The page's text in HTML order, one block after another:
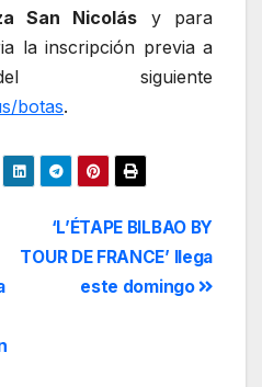
San Nicolás y para
la inscripción previa a
siguiente
botas.
‘L’ÉTAPE BILBAO BY
TOUR DE FRANCE’ llega
este domingo